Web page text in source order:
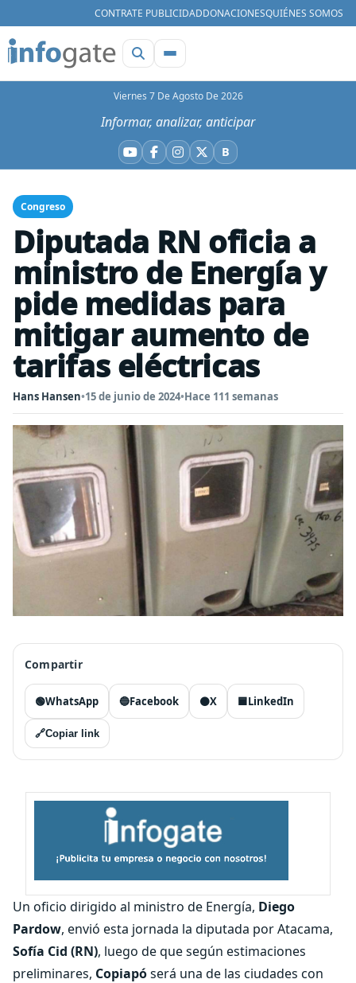
CONTRATE PUBLICIDADDONACIONESQUIÉNES SOMOS
Viernes 7 De Agosto De 2026
Informar, analizar, anticipar
YouTube
Facebook
Instagram
X BBluesky
Congreso
Diputada RN oficia a
ministro de Energía y
pide medidas para
mitigar aumento de
tarifas eléctricas
Hans Hansen•15 de junio de 2024•Hace 111 semanas
Compartir
🟢WhatsApp 🔵Facebook ⚫X 🟦LinkedIn
🔗Copiar link
Un oficio dirigido al ministro de Energía, Diego
Pardow, envió esta jornada la diputada por Atacama,
Sofía Cid (RN), luego de que según estimaciones
preliminares, Copiapóserá una de las ciudades con